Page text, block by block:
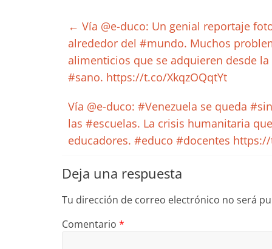
← Vía @e-duco: Un genial reportaje
alrededor del #mundo. Muchos
alimenticios que se adquieren desde
#sano. https://t.co/XkqzOQqtYt
Vía @e-duco: #Venezuela se queda
las #escuelas. La crisis humanitaria
educadores. #educo #docentes
Deja una respuesta
Tu dirección de correo electrónico no será
Comentario *